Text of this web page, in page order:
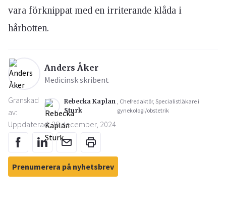
vara förknippat med en irriterande klåda i
hårbotten.
Anders Åker
Medicinsk skribent
Granskad
av:
Rebecka Kaplan
Sturk
, Chefredaktör, Specialistläkare i
gynekologi/obstetrik
Uppdaterad: 26 december, 2024
Prenumerera på nyhetsbrev